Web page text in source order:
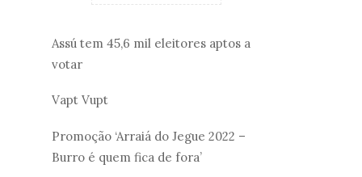
Assú tem 45,6 mil eleitores aptos a
votar
Vapt Vupt
Promoção ‘Arraiá do Jegue 2022 –
Burro é quem fica de fora’